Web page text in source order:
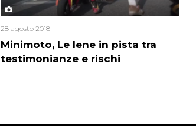
Minimoto, Le Iene in pista tra
testimonianze e rischi
28 agosto 2018